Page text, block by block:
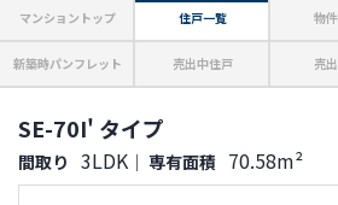
マンショントップ 住戸一覧 物
新築時パンフレット 売出中住戸 売
SE-70I' タイプ
間取り 3LDK ｜ 専有面積 70.58m²